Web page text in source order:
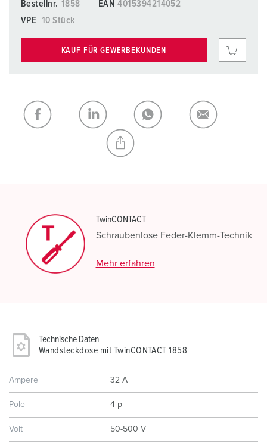
Bestellnr. 1858 EAN 4015394214052
VPE
10 Stück
KAUF FÜR GEWERBEKUNDEN
TwinCONTACT
Schraubenlose Feder-Klemm-Technik
Mehr erfahren
Technische Daten
Wandsteckdose mit TwinCONTACT 1858
Ampere 32 A
Pole 4 p
Volt 50-500 V